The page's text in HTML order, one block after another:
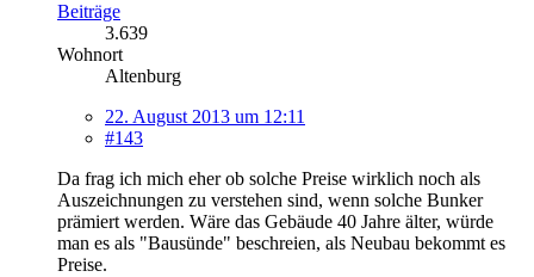
Beiträge
3.639
Wohnort
Altenburg
22. August 2013 um 12:11
#143
Da frag ich mich eher ob solche Preise wirklich noch als
Auszeichnungen zu verstehen sind, wenn solche Bunker
prämiert werden. Wäre das Gebäude 40 Jahre älter, würde
man es als "Bausünde" beschreien, als Neubau bekommt es
Preise.